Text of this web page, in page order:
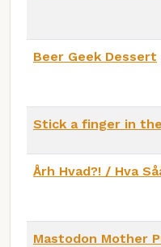
Beer Geek Dessert
Stick a finger in
Årh Hvad?! / Hva
Mastodon Mother